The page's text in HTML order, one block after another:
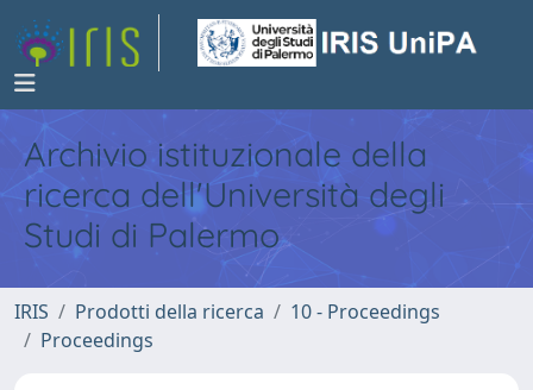
Archivio istituzionale della
ricerca dell'Università degli
Studi di Palermo
IRIS Prodotti della ricerca
10 - Proceedings
Proceedings